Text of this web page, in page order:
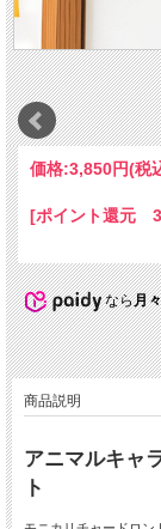
価格:3,850円(税
[ポイント還元
なら月
商品説明
アニマルキャ
ト